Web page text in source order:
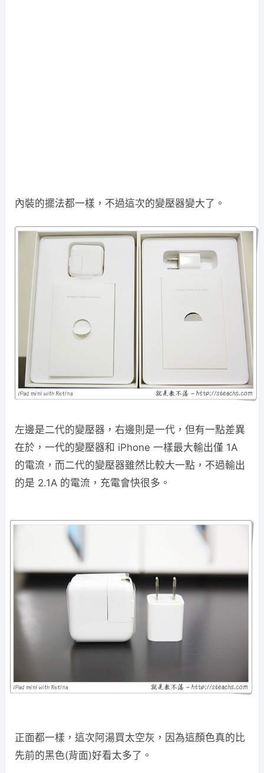
內裝的擺法都一樣，不過這次的變壓器變大了。
左邊是二代的變壓器，右邊則是一代，但有一點差異
在於，一代的變壓器和 iPhone 一樣最大輸出僅 1A
的電流，而二代的變壓器雖然比較大一點，不過輸出
的是 2.1A 的電流，充電會快很多。
正面都一樣，這次阿湯買太空灰，因為這顏色真的比
先前的黑色(背面)好看太多了。